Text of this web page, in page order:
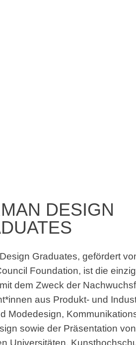
DESIGN
Graduates, gefördert
Foundation, ist die
dem Zweck der
aus Produkt- und
Modedesign,
sowie der Präsentation
Universitäten,